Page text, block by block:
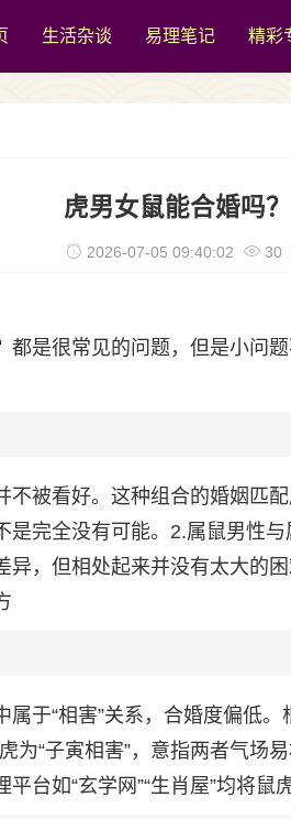
生活杂谈 易理笔记 精彩
虎男女鼠能合婚吗？
2026-07-05 09:40:02 30
都是很常见的问题，但是小问
不被看好。这种组合的婚姻匹
是完全没有可能。2.属鼠男性
异，但相处起来并没有太大的
于“相害”关系，合婚度偏低
为“子寅相害”，意指两者气场
台如“玄学网”“生肖屋”均将鼠